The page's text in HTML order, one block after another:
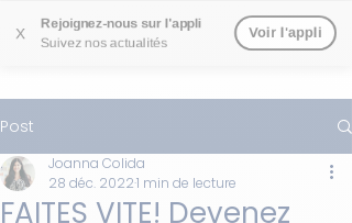
X
Rejoignez-nous sur l'appli
Suivez nos actualités
Voir l'appli
Post
FAITES VITE! Devenez
Joanna Colida
28 déc. 20221 min de lecture